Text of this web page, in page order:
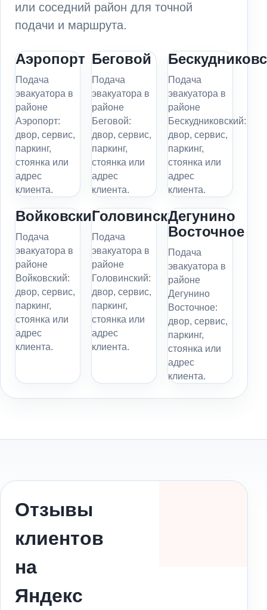
или соседний район для точной
подачи и маршрута.
Аэропорт
Подача
эвакуатора в
районе
Аэропорт:
двор, сервис,
паркинг,
стоянка или
адрес
клиента.
Беговой
Подача
эвакуатора в
районе
Беговой:
двор, сервис,
паркинг,
стоянка или
адрес
клиента.
Подача
эвакуатора в
районе
Бескудниковский:
двор, сервис,
паркинг,
стоянка или
адрес
клиента.
Войковский
Подача
эвакуатора в
районе
Войковский:
двор, сервис,
паркинг,
стоянка или
адрес
клиента.
Головинский
Подача
эвакуатора в
районе
Головинский:
двор, сервис,
паркинг,
стоянка или
адрес
клиента.
Дегунино
Восточное
Подача
эвакуатора в
районе
Дегунино
Восточное:
двор, сервис,
паркинг,
стоянка или
адрес
клиента.
Отзывы
клиентов
на
Яндекс